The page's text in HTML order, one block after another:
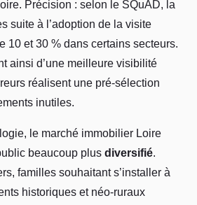
Précision : selon le SQuAD, la
suite à l’adoption de la visite
10 et 30 % dans certains secteurs.
ainsi d’une meilleure visibilité
réalisent une pré-sélection
inutiles.
le marché immobilier Loire
beaucoup plus diversifié.
familles souhaitant s’installer à
historiques et néo-ruraux